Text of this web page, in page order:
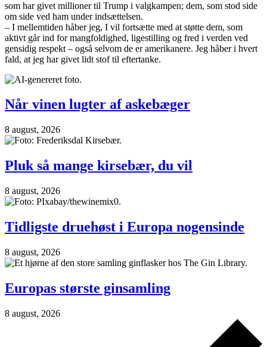
som har givet millioner til Trump i valgkampen; dem, som stod side
om side ved ham under indsættelsen.
– I mellemtiden håber jeg, I vil fortsætte med at støtte dem, som
aktivt går ind for mangfoldighed, ligestilling og fred i verden ved
gensidig respekt – også selvom de er amerikanere. Jeg håber i hvert
fald, at jeg har givet lidt stof til eftertanke.
Når vinen lugter af askebæger
8 august, 2026
Pluk så mange kirsebær, du vil
8 august, 2026
Tidligste druehøst i Europa nogensinde
8 august, 2026
Europas største ginsamling
8 august, 2026